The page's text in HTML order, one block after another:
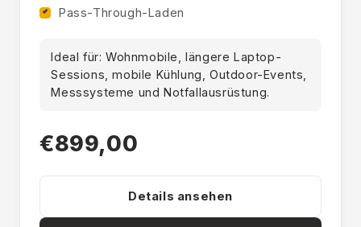
Pass-Through-Laden
Ideal für: Wohnmobile, längere Laptop-
Sessions, mobile Kühlung, Outdoor-Events,
Messsysteme und Notfallausrüstung.
€899,00
Details ansehen